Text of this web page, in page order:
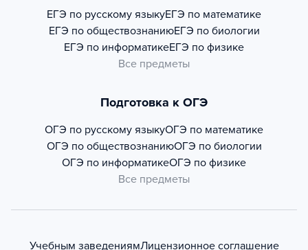
ЕГЭ по русскому языкуЕГЭ по математике
ЕГЭ по обществознаниюЕГЭ по биологии
ЕГЭ по информатикеЕГЭ по физике
Все предметы
Подготовка к ОГЭ
ОГЭ по русскому языкуОГЭ по математике
ОГЭ по обществознаниюОГЭ по биологии
ОГЭ по информатикеОГЭ по физике
Все предметы
Учебным заведениямЛицензионное соглашение